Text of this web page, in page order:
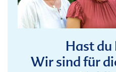
Hast du
Wir sind für